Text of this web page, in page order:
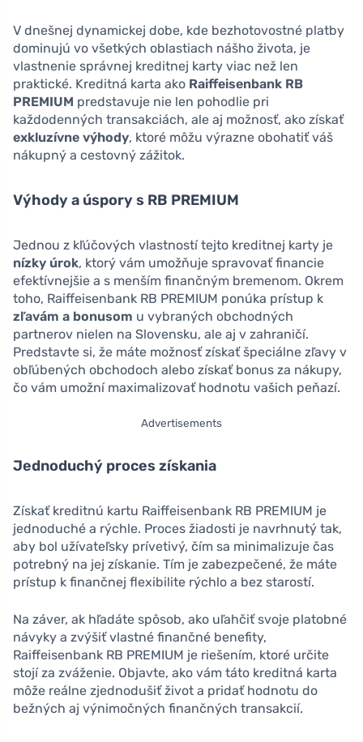
V dnešnej dynamickej dobe, kde bezhotovostné platby
dominujú vo všetkých oblastiach nášho života, je
vlastnenie správnej kreditnej karty viac než len
praktické. Kreditná karta ako Raiffeisenbank RB
PREMIUM predstavuje nie len pohodlie pri
každodenných transakciách, ale aj možnosť, ako získať
exkluzívne výhody, ktoré môžu výrazne obohatiť váš
nákupný a cestovný zážitok.
Výhody a úspory s RB PREMIUM
Jednou z kľúčových vlastností tejto kreditnej karty je
nízky úrok, ktorý vám umožňuje spravovať financie
efektívnejšie a s menším finančným bremenom. Okrem
toho, Raiffeisenbank RB PREMIUM ponúka prístup k
zľavám a bonusom u vybraných obchodných
partnerov nielen na Slovensku, ale aj v zahraničí.
Predstavte si, že máte možnosť získať špeciálne zľavy v
obľúbených obchodoch alebo získať bonus za nákupy,
čo vám umožní maximalizovať hodnotu vašich peňazí.
Advertisements
Jednoduchý proces získania
Získať kreditnú kartu Raiffeisenbank RB PREMIUM je
jednoduché a rýchle. Proces žiadosti je navrhnutý tak,
aby bol užívateľsky prívetivý, čím sa minimalizuje čas
potrebný na jej získanie. Tím je zabezpečené, že máte
prístup k finančnej flexibilite rýchlo a bez starostí.
Na záver, ak hľadáte spôsob, ako uľahčiť svoje platobné
návyky a zvýšiť vlastné finančné benefity,
Raiffeisenbank RB PREMIUM je riešením, ktoré určite
stojí za zváženie. Objavte, ako vám táto kreditná karta
môže reálne zjednodušiť život a pridať hodnotu do
bežných aj výnimočných finančných transakcií.